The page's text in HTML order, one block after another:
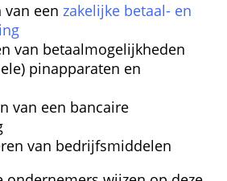
van een zakelijke betaal- en
van betaalmogelijkheden
pinapparaten en
van een bancaire
van bedrijfsmiddelen